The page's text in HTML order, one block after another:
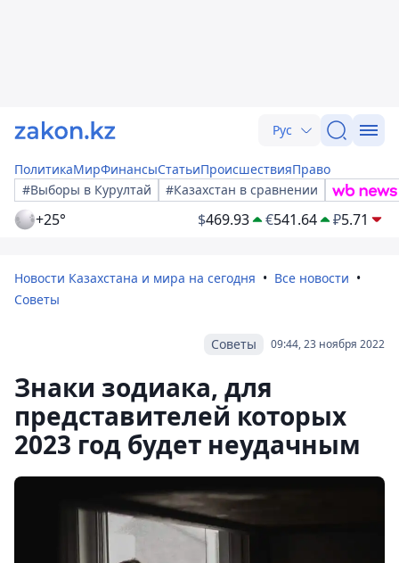
Рус
ПолитикаМирФинансыСтатьиПроисшествияПраво
#Выборы в Курултай
#Казахстан в сравнении
+25° $469.93 €541.64 ₽5.71
Новости Казахстана и мира на сегодня
Все новости
Советы
09:44, 23 ноября 2022
Советы
Знаки зодиака, для
представителей которых
2023 год будет неудачным